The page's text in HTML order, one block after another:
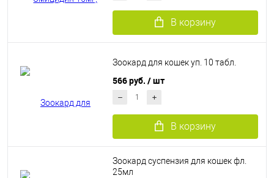
В корзину
Зоокард для кошек уп. 10 табл.
566 руб. / шт
В корзину
Зоокард суспензия для кошек фл.
25мл